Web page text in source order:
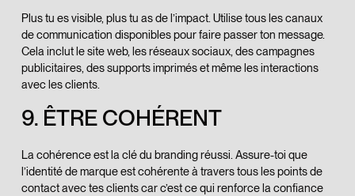
Plus tu es visible, plus tu as de l’impact. Utilise tous les canaux
de communication disponibles pour faire passer ton message.
Cela inclut le site web, les réseaux sociaux, des campagnes
publicitaires, des supports imprimés et même les interactions
avec les clients.
9. ÊTRE COHÉRENT
La cohérence est la clé du branding réussi. Assure-toi que
l’identité de marque est cohérente à travers tous les points de
contact avec tes clients car c’est ce qui renforce la confiance